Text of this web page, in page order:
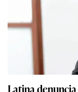
Latina